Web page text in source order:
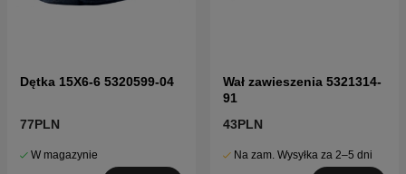
Dętka 15X6-6 5320599-04
77PLN
W magazynie
Wał zawieszenia 5321314-
91
43PLN
Na zam. Wysyłka za 2–5 dni